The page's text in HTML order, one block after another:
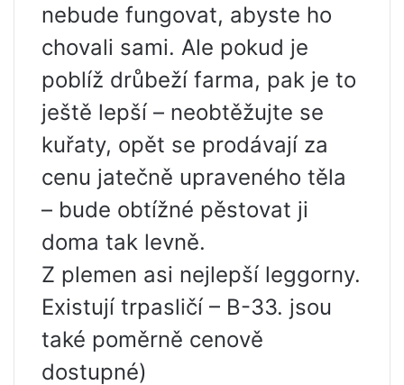
nebude fungovat, abyste ho
chovali sami. Ale pokud je
poblíž drůbeží farma, pak je to
ještě lepší – neobtěžujte se
kuřaty, opět se prodávají za
cenu jatečně upraveného těla
– bude obtížné pěstovat ji
doma tak levně.
Z plemen asi nejlepší leggorny.
Existují trpasličí – B-33. jsou
také poměrně cenově
dostupné)